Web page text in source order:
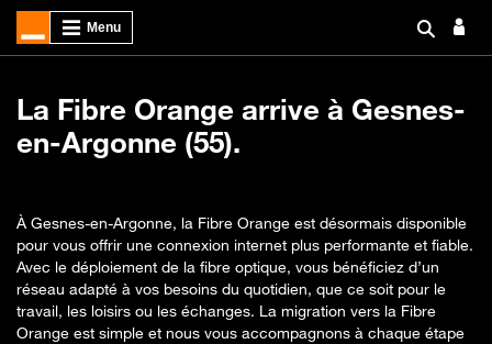
La Fibre Orange arrive à Gesnes-
en-Argonne (55).
À Gesnes-en-Argonne, la Fibre Orange est désormais disponible
pour vous offrir une connexion internet plus performante et fiable.
Avec le déploiement de la fibre optique, vous bénéficiez d’un
réseau adapté à vos besoins du quotidien, que ce soit pour le
travail, les loisirs ou les échanges. La migration vers la Fibre
Orange est simple et nous vous accompagnons à chaque étape